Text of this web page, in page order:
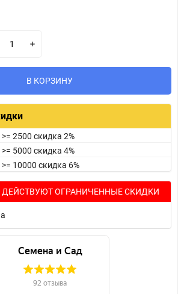
В КОРЗИНУ
2500 скидка 2%
5000 скидка 4%
10000 скидка 6%
ДЕЙСТВУЮТ ОГРАНИЧЕННЫЕ СКИДКИ